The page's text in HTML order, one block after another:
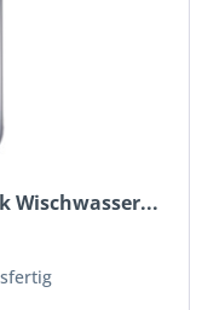
Wischwasser...